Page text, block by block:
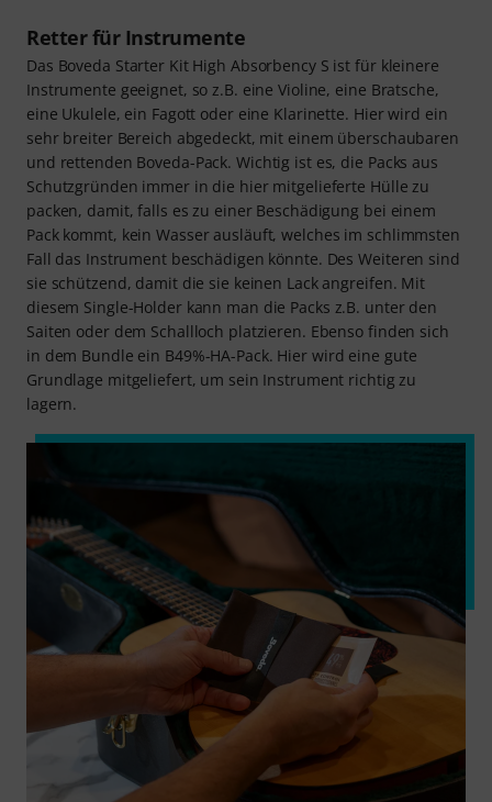
Retter für Instrumente
Das Boveda Starter Kit High Absorbency S ist für kleinere
Instrumente geeignet, so z.B. eine Violine, eine Bratsche,
eine Ukulele, ein Fagott oder eine Klarinette. Hier wird ein
sehr breiter Bereich abgedeckt, mit einem überschaubaren
und rettenden Boveda-Pack. Wichtig ist es, die Packs aus
Schutzgründen immer in die hier mitgelieferte Hülle zu
packen, damit, falls es zu einer Beschädigung bei einem
Pack kommt, kein Wasser ausläuft, welches im schlimmsten
Fall das Instrument beschädigen könnte. Des Weiteren sind
sie schützend, damit die sie keinen Lack angreifen. Mit
diesem Single-Holder kann man die Packs z.B. unter den
Saiten oder dem Schallloch platzieren. Ebenso finden sich
in dem Bundle ein B49%-HA-Pack. Hier wird eine gute
Grundlage mitgeliefert, um sein Instrument richtig zu
lagern.